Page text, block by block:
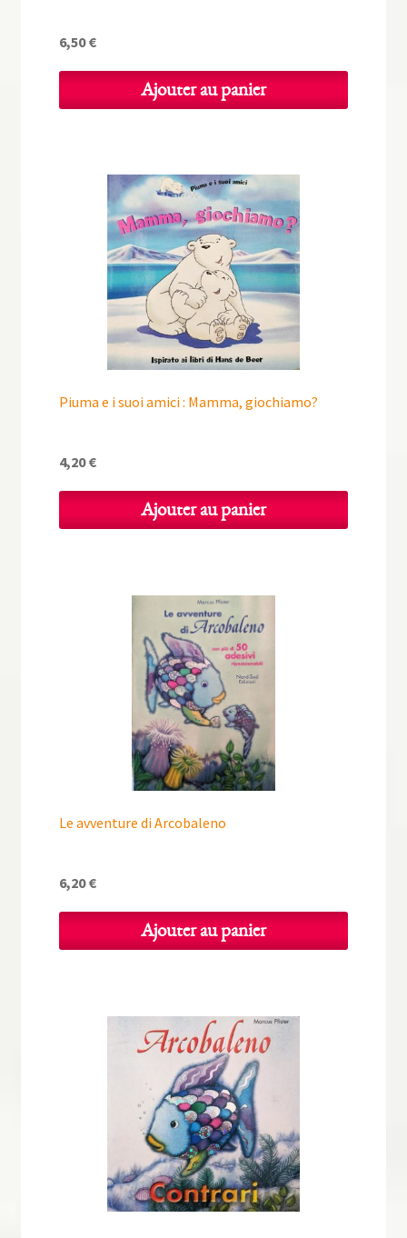
6,50€
Ajouter au panier
Piuma e i suoi amici : Mamma, giochiamo?
4,20€
Ajouter au panier
Le avventure di Arcobaleno
6,20€
Ajouter au panier